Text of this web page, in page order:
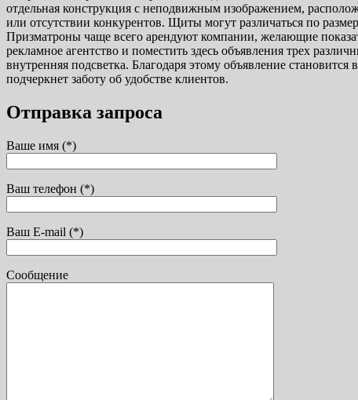
отдельная конструкция с неподвижным изображением,
или отсутствии конкурентов. Щиты могут различаться по
Призматроны чаще всего арендуют компании, желающие
рекламное агентство и поместить здесь объявления трех
внутренняя подсветка. Благодаря этому объявление
подчеркнет заботу об удобстве клиентов.
Отправка запроса
Ваше имя (*)
Ваш телефон (*)
Ваш E-mail (*)
Сообщение